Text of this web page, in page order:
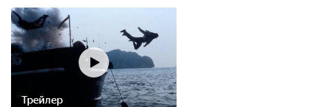
Трейлер